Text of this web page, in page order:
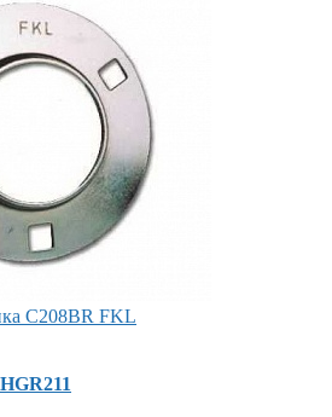
C208BR FKL